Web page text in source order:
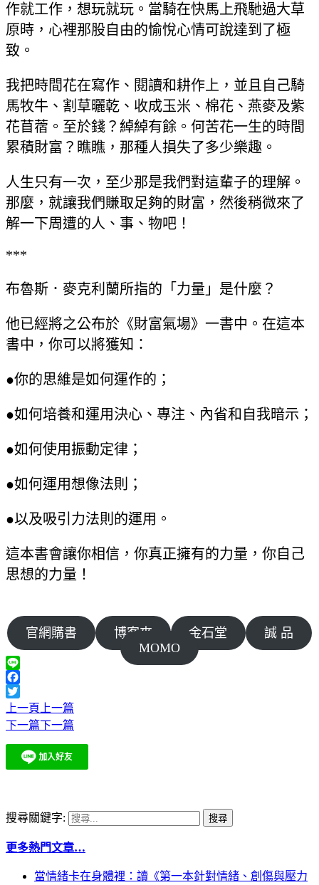
作就工作，想玩就玩。當騎在快馬上飛馳過大草
原時，心裡那股自由的愉悅心情可說達到了極
致。
我把時間花在寫作、閱讀和耕作上，並且自己騎
馬牧牛、割草曬乾、收成玉米、棉花、燕麥及紫
花苜蓿。至於錢？綽綽有餘。何苦花一生的時間
累積財富？瞧瞧，那種人損失了多少樂趣。
人生只有一次，至少那是我們對這輩子的理解。
那麼，就讓我們賺取足夠的財富，然後稍微來了
解一下周遭的人、事、物吧！
***
布魯斯．麥克利蘭所指的「力量」是什麼？
他已經將之公布於《財富氣場》一書中。在這本
書中，你可以將獲知：
●你的思維是如何運作的；
●如何培養和運用決心、專注、內省和自我暗示；
●如何使用振動定律；
●如何運用想像法則；
●以及吸引力法則的運用。
這本書會讓你相信，你真正擁有的力量，你自己
思想的力量！
官網購書 博客來 金石堂
誠 品
MOMO
Line
Facebook
Twitter
上一頁 上一篇
下一篇下一篇
搜尋關鍵字:
更多熱門文章…
當情緒卡在身體裡：讀《第一本針對情緒、創傷與壓力